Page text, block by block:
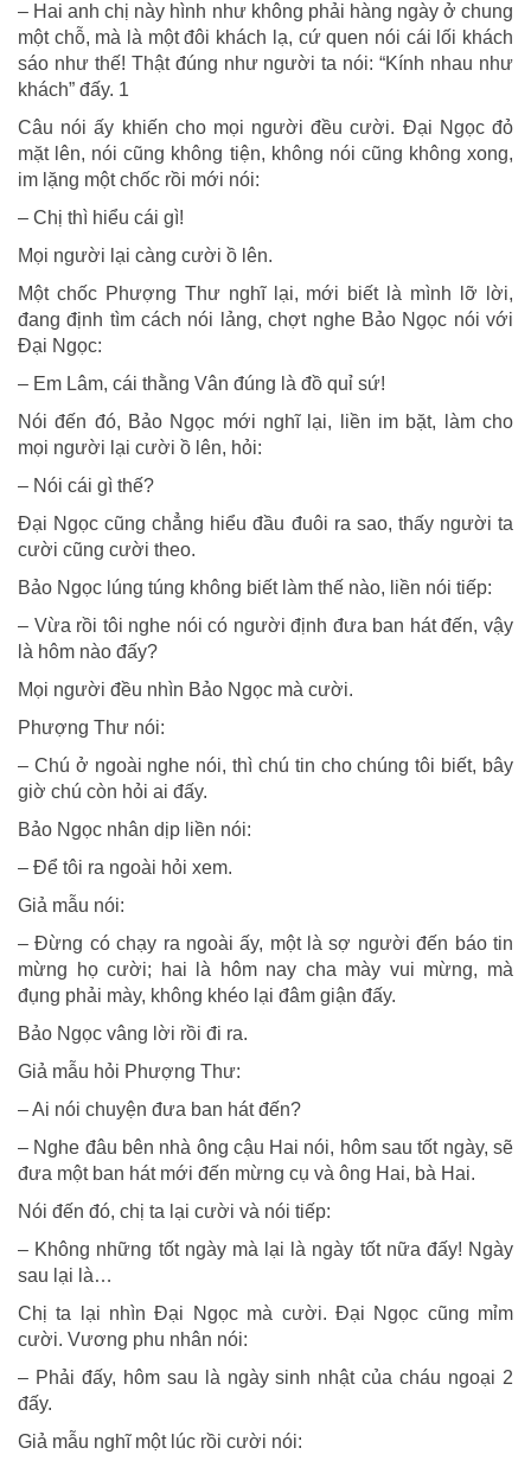
– Hai anh chị này hình như không phải hàng ngày ở chung
một chỗ, mà là một đôi khách lạ, cứ quen nói cái lối khách
sáo như thế! Thật đúng như người ta nói: “Kính nhau như
khách” đấy. 1
Câu nói ấy khiến cho mọi người đều cười. Đại Ngọc đỏ
mặt lên, nói cũng không tiện, không nói cũng không xong,
im lặng một chốc rồi mới nói:
– Chị thì hiểu cái gì!
Mọi người lại càng cười ồ lên.
Một chốc Phượng Thư nghĩ lại, mới biết là mình lỡ lời,
đang định tìm cách nói lảng, chợt nghe Bảo Ngọc nói với
Đại Ngọc:
– Em Lâm, cái thằng Vân đúng là đồ quỉ sứ!
Nói đến đó, Bảo Ngọc mới nghĩ lại, liền im bặt, làm cho
mọi người lại cười ồ lên, hỏi:
– Nói cái gì thế?
Đại Ngọc cũng chẳng hiểu đầu đuôi ra sao, thấy người ta
cười cũng cười theo.
Bảo Ngọc lúng túng không biết làm thế nào, liền nói tiếp:
– Vừa rồi tôi nghe nói có người định đưa ban hát đến, vậy
là hôm nào đấy?
Mọi người đều nhìn Bảo Ngọc mà cười.
Phượng Thư nói:
– Chú ở ngoài nghe nói, thì chú tin cho chúng tôi biết, bây
giờ chú còn hỏi ai đấy.
Bảo Ngọc nhân dịp liền nói:
– Để tôi ra ngoài hỏi xem.
Giả mẫu nói:
– Đừng có chạy ra ngoài ấy, một là sợ người đến báo tin
mừng họ cười; hai là hôm nay cha mày vui mừng, mà
đụng phải mày, không khéo lại đâm giận đấy.
Bảo Ngọc vâng lời rồi đi ra.
Giả mẫu hỏi Phượng Thư:
– Ai nói chuyện đưa ban hát đến?
– Nghe đâu bên nhà ông cậu Hai nói, hôm sau tốt ngày, sẽ
đưa một ban hát mới đến mừng cụ và ông Hai, bà Hai.
Nói đến đó, chị ta lại cười và nói tiếp:
– Không những tốt ngày mà lại là ngày tốt nữa đấy! Ngày
sau lại là…
Chị ta lại nhìn Đại Ngọc mà cười. Đại Ngọc cũng mỉm
cười. Vương phu nhân nói:
– Phải đấy, hôm sau là ngày sinh nhật của cháu ngoại 2
đấy.
Giả mẫu nghĩ một lúc rồi cười nói: